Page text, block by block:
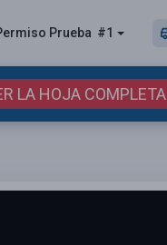
Prueba #1
LA HOJA COMPLETA